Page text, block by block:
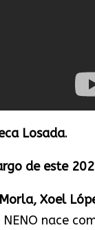
Losada.
de este
Xoel
nace